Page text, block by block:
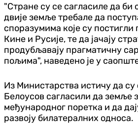
"Стране су се сагласиле да би
двије земље требале да
споразумима које су постигли
Кине и Русије, те да јачају
продубљавају прагматичну
пољима", наведено је у
Из Министарства истичу да су
Белоусов сагласили да земље
међународног поретка и да
развоју билатералних односа.